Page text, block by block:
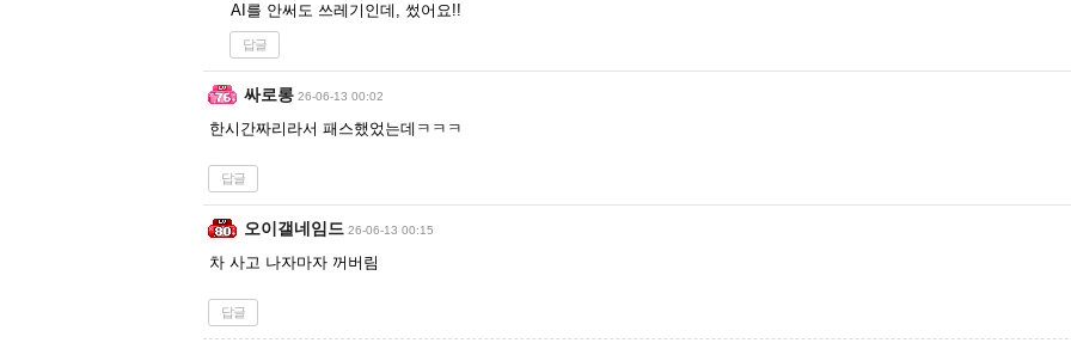
AI를 안써도 쓰레기인데, 썼어요!!
답글
싸로롱 26-06-13 00:02
한시간짜리라서 패스했었는데ㅋㅋㅋ
답글
오이갤네임드 26-06-13 00:15
차 사고 나자마자 꺼버림
답글